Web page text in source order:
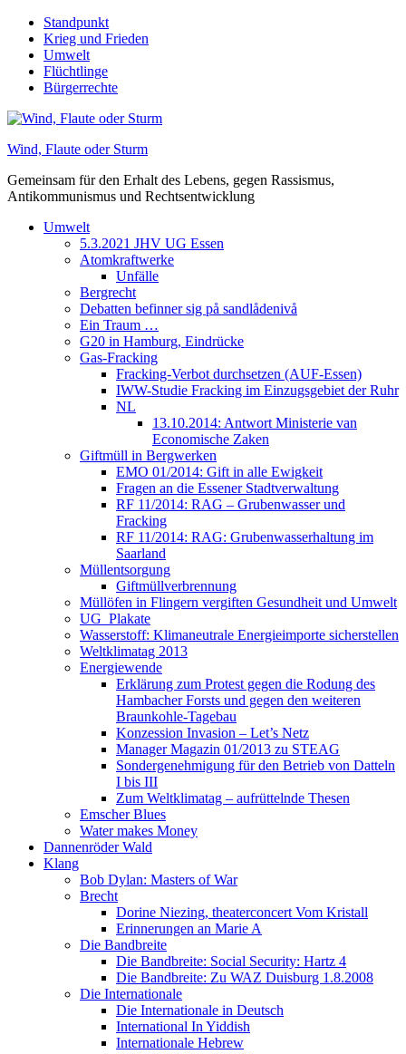
Skip
content
Standpunkt
Krieg und Frieden
Umwelt
Flüchtlinge
Bürgerrechte
Wind, Flaute oder Sturm
Gemeinsam für den Erhalt des Lebens, gegen Rassismus,
Antikommunismus und Rechtsentwicklung
Umwelt
5.3.2021 JHV UG Essen
Atomkraftwerke
Unfälle
Bergrecht
Debatten befinner sig på sandlådenivå
Ein Traum …
G20 in Hamburg, Eindrücke
Gas-Fracking
Fracking-Verbot durchsetzen (AUF-Essen)
IWW-Studie Fracking im Einzugsgebiet der Ruhr
NL
13.10.2014: Antwort Ministerie van
Economische Zaken
Giftmüll in Bergwerken
EMO 01/2014: Gift in alle Ewigkeit
Fragen an die Essener Stadtverwaltung
RF 11/2014: RAG – Grubenwasser und
Fracking
RF 11/2014: RAG: Grubenwasserhaltung im
Saarland
Müllentsorgung
Giftmüllverbrennung
Müllöfen in Flingern vergiften Gesundheit und Umwelt
UG_Plakate
Wasserstoff: Klimaneutrale Energieimporte sicherstellen
Weltklimatag 2013
Energiewende
Erklärung zum Protest gegen die Rodung des
Hambacher Forsts und gegen den weiteren
Braunkohle-Tagebau
Konzession Invasion – Let’s Netz
Manager Magazin 01/2013 zu STEAG
Sondergenehmigung für den Betrieb von Datteln
I bis III
Zum Weltklimatag – aufrüttelnde Thesen
Emscher Blues
Water makes Money
Dannenröder Wald
Klang
Bob Dylan: Masters of War
Brecht
Dorine Niezing, theaterconcert Vom Kristall
Erinnerungen an Marie A
Die Bandbreite
Die Bandbreite: Social Security: Hartz 4
Die Bandbreite: Zu WAZ Duisburg 1.8.2008
Die Internationale
Die Internationale in Deutsch
International In Yiddish
Internationale Hebrew